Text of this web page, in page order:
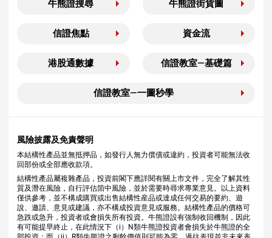
牛熊證搜尋 牛熊證街貨圖
信證焦點 資金流
港股通數據 信證教室—基礎篇
信證教室—一圖秒學
風險披露及免責聲明
本結構性產品並無抵押品，如發行人無力償債或違約，投資者可能無法收
回部份或全部應收款項。
結構性產品屬複雜產品，投資前閣下應詳閱有關上市文件，完全了解其性
質及潛在風險，自行評估箇中風險，並於需要時尋求專業意見。以上資料
僅供參考，並不構成購買或出售結構性産品或達成任何交易的要約、遊
說、邀請、意見或建議，亦不構成投資意見或服務。結構性產品的價格可
急跌或急升，投資者或會損失所有投資。牛熊證設有強制收回機制，因此
有可能提早終止，在此情況下（i）N類牛熊證投資者會損失於牛熊證的全